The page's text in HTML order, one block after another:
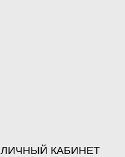
ЛИЧНЫЙ КАБИНЕТ